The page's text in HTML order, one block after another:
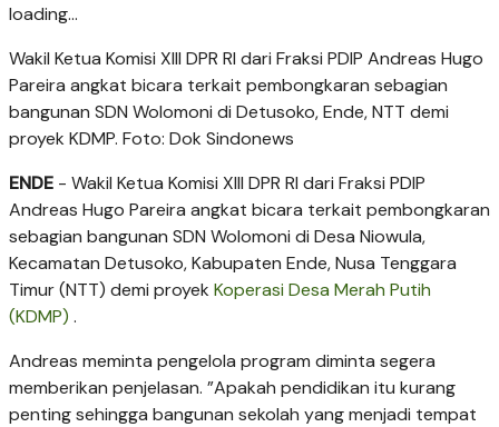
loading...
Wakil Ketua Komisi XIII DPR RI dari Fraksi PDIP Andreas Hugo
Pareira angkat bicara terkait pembongkaran sebagian
bangunan SDN Wolomoni di Detusoko, Ende, NTT demi
proyek KDMP. Foto: Dok Sindonews
ENDE - Wakil Ketua Komisi XIII DPR RI dari Fraksi PDIP
Andreas Hugo Pareira angkat bicara terkait pembongkaran
sebagian bangunan SDN Wolomoni di Desa Niowula,
Kecamatan Detusoko, Kabupaten Ende, Nusa Tenggara
Timur (NTT) demi proyek Koperasi Desa Merah Putih
(KDMP) .
Andreas meminta pengelola program diminta segera
memberikan penjelasan. ”Apakah pendidikan itu kurang
penting sehingga bangunan sekolah yang menjadi tempat